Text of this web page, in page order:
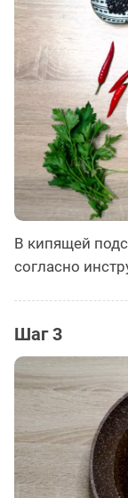
В кипящей
согласно
Шаг 3